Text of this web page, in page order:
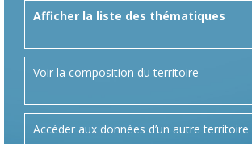
Afficher la liste des thématiques
Voir la composition du territoire
Accéder aux données d’un autre territoire